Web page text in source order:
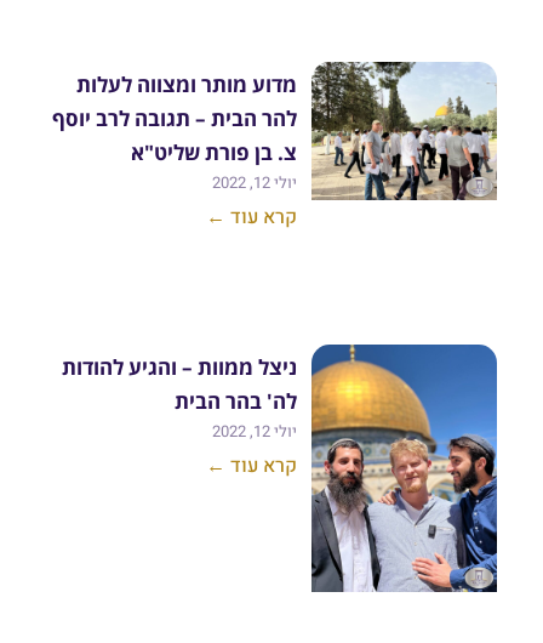
מדוע מותר ומצווה לעלות
להר הבית – תגובה לרב יוסף
צ. בן פורת שליט"א
יולי 12, 2022
קרא עוד ←
ניצל ממוות – והגיע להודות
לה' בהר הבית
יולי 12, 2022
קרא עוד ←